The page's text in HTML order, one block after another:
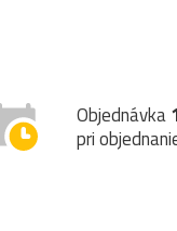
Objednávka
pri